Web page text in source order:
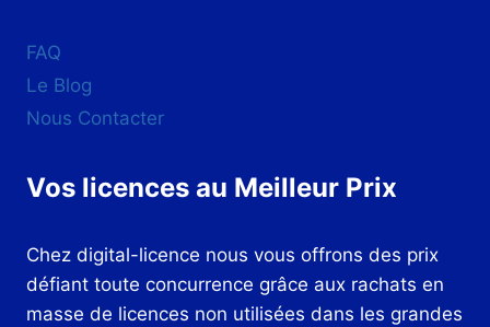
FAQ
Le Blog
Nous Contacter
Vos licences au Meilleur Prix
Chez digital-licence nous vous offrons des prix
défiant toute concurrence grâce aux rachats en
masse de licences non utilisées dans les grandes